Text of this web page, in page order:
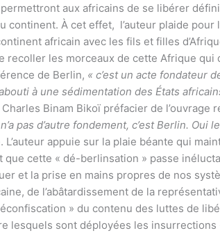
aux africains de se libérer
continent. À cet effet, l’auteur plaide
africain avec les fils et filles
recoller les morceaux de cette Afrique qui
de Berlin, « c’est un acte fondateur
à une sédimentation des États
Binam Bikoï préfacier de l’ouvrage
pas d’autre fondement, c’est Berlin. Oui
. L’auteur appuie sur la plaie béante qui
que cette « dé-berlinsation » passe
et la prise en mains propres de nos
de l’abâtardissement de la
» du contenu des luttes de
lesquels sont déployées les